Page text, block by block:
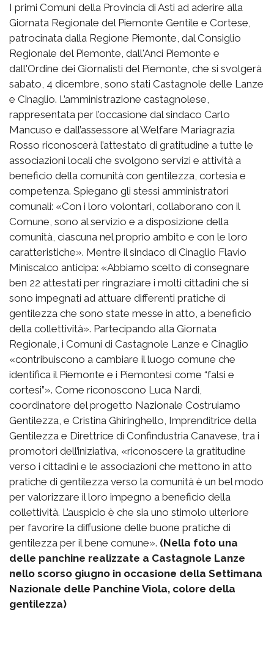
I primi Comuni della Provincia di Asti ad aderire alla
Giornata Regionale del Piemonte Gentile e Cortese,
patrocinata dalla Regione Piemonte, dal Consiglio
Regionale del Piemonte, dall'Anci Piemonte e
dall'Ordine dei Giornalisti del Piemonte, che si svolgerà
sabato, 4 dicembre, sono stati Castagnole delle Lanze
e Cinaglio. L’amministrazione castagnolese,
rappresentata per l’occasione dal sindaco Carlo
Mancuso e dall’assessore al Welfare Mariagrazia
Rosso riconoscerà l’attestato di gratitudine a tutte le
associazioni locali che svolgono servizi e attività a
beneficio della comunità con gentilezza, cortesia e
competenza. Spiegano gli stessi amministratori
comunali: «Con i loro volontari, collaborano con il
Comune, sono al servizio e a disposizione della
comunità, ciascuna nel proprio ambito e con le loro
caratteristiche». Mentre il sindaco di Cinaglio Flavio
Miniscalco anticipa: «Abbiamo scelto di consegnare
ben 22 attestati per ringraziare i molti cittadini che si
sono impegnati ad attuare differenti pratiche di
gentilezza che sono state messe in atto, a beneficio
della collettività». Partecipando alla Giornata
Regionale, i Comuni di Castagnole Lanze e Cinaglio
«contribuiscono a cambiare il luogo comune che
identifica il Piemonte e i Piemontesi come “falsi e
cortesi”». Come riconoscono Luca Nardi,
coordinatore del progetto Nazionale Costruiamo
Gentilezza, e Cristina Ghiringhello, Imprenditrice della
Gentilezza e Direttrice di Confindustria Canavese, tra i
promotori dell’iniziativa, «riconoscere la gratitudine
verso i cittadini e le associazioni che mettono in atto
pratiche di gentilezza verso la comunità è un bel modo
per valorizzare il loro impegno a beneficio della
collettività. L’auspicio è che sia uno stimolo ulteriore
per favorire la diffusione delle buone pratiche di
gentilezza per il bene comune». (Nella foto una
delle panchine realizzate a Castagnole Lanze
nello scorso giugno in occasione della Settimana
Nazionale delle Panchine Viola, colore della
gentilezza)